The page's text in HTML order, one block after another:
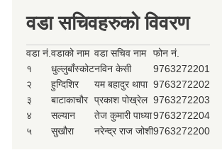
वडा सचिवहरुको विवरण
वडा नं. वडाको नाम वडा सचिव नाम
फोन नं.
१
धुल्लुबाँस्कोटनविन केसी
9763272201
२
हुग्दिशिर यम बहादुर थापा 9763272202
३
बाटाकाचौर प्रकाश पोख्रेल 9763272203
४
सल्यान तेज कुमारी पाध्या9763272204
५
सुखौरा नरेन्द्र राज जोशी9763272200